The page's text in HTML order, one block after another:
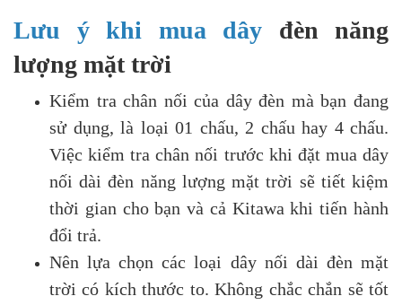
Lưu ý khi mua dây đèn năng
lượng mặt trời
Kiểm tra chân nối của dây đèn mà bạn đang
sử dụng, là loại 01 chấu, 2 chấu hay 4 chấu.
Việc kiểm tra chân nối trước khi đặt mua dây
nối dài đèn năng lượng mặt trời sẽ tiết kiệm
thời gian cho bạn và cả Kitawa khi tiến hành
đổi trả.
Nên lựa chọn các loại dây nối dài đèn mặt
trời có kích thước to. Không chắc chắn sẽ tốt